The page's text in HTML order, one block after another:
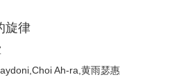
旋律
Ah-ra,黄雨瑟惠